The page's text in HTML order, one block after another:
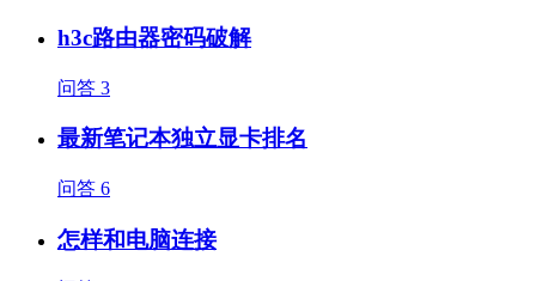
h3c路由器密码破解
问答 3
最新笔记本独立显卡排名
问答 6
怎样和电脑连接